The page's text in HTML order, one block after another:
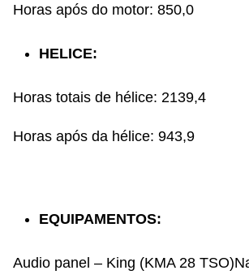
Horas após do motor: 850,0
HELICE:
Horas totais de hélice: 2139,4
Horas após da hélice: 943,9
EQUIPAMENTOS:
Audio panel – King (KMA 28